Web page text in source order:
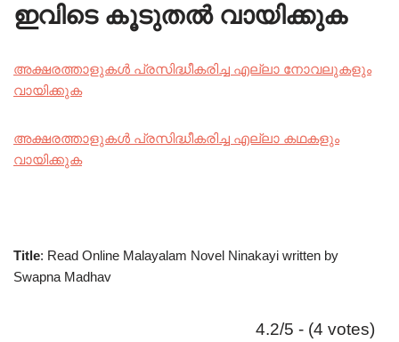
ഇവിടെ കൂടുതൽ വായിക്കുക
അക്ഷരത്താളുകൾ പ്രസിദ്ധീകരിച്ച എല്ലാ നോവലുകളും
വായിക്കുക
അക്ഷരത്താളുകൾ പ്രസിദ്ധീകരിച്ച എല്ലാ കഥകളും
വായിക്കുക
Title: Read Online Malayalam Novel Ninakayi written by
Swapna Madhav
4.2/5 - (4 votes)